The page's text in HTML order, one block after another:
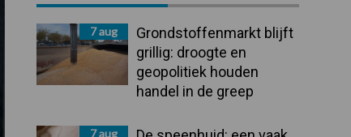
Sidebar7 aug
Grondstoffenmarkt blijft
grillig: droogte en
geopolitiek houden
handel in de greep
7 aug